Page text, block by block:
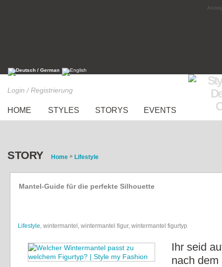
Login / Registrierung
HOME STYLES STORYS EVENTS
STORY Home » Lifestyle
Mantel-Guide für die perfekte Silhouette
Lifestyle, wintermantel, wintermantel figur, wintermantel figurtyp
Ihr seid
nach dem